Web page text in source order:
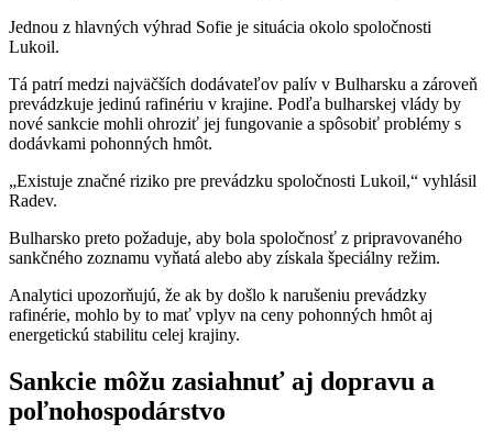
Jednou z hlavných výhrad Sofie je situácia okolo spoločnosti
Lukoil.
Tá patrí medzi najväčších dodávateľov palív v Bulharsku a zároveň
prevádzkuje jedinú rafinériu v krajine. Podľa bulharskej vlády by
nové sankcie mohli ohroziť jej fungovanie a spôsobiť problémy s
dodávkami pohonných hmôt.
„Existuje značné riziko pre prevádzku spoločnosti Lukoil,“ vyhlásil
Radev.
Bulharsko preto požaduje, aby bola spoločnosť z pripravovaného
sankčného zoznamu vyňatá alebo aby získala špeciálny režim.
Analytici upozorňujú, že ak by došlo k narušeniu prevádzky
rafinérie, mohlo by to mať vplyv na ceny pohonných hmôt aj
energetickú stabilitu celej krajiny.
Sankcie môžu zasiahnuť aj dopravu a
poľnohospodárstvo